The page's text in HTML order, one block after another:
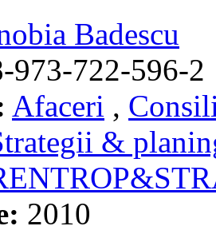
Badescu
973-722-596-2
Afaceri ,
&
2010